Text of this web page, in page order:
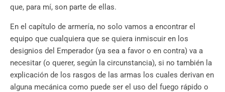
que, para mí, son parte de ellas.
En el capítulo de armería, no solo vamos a encontrar el
equipo que cualquiera que se quiera inmiscuir en los
designios del Emperador (ya sea a favor o en contra) va a
necesitar (o querer, según la circunstancia), si no también la
explicación de los rasgos de las armas los cuales derivan en
alguna mecánica como puede ser el uso del fuego rápido o